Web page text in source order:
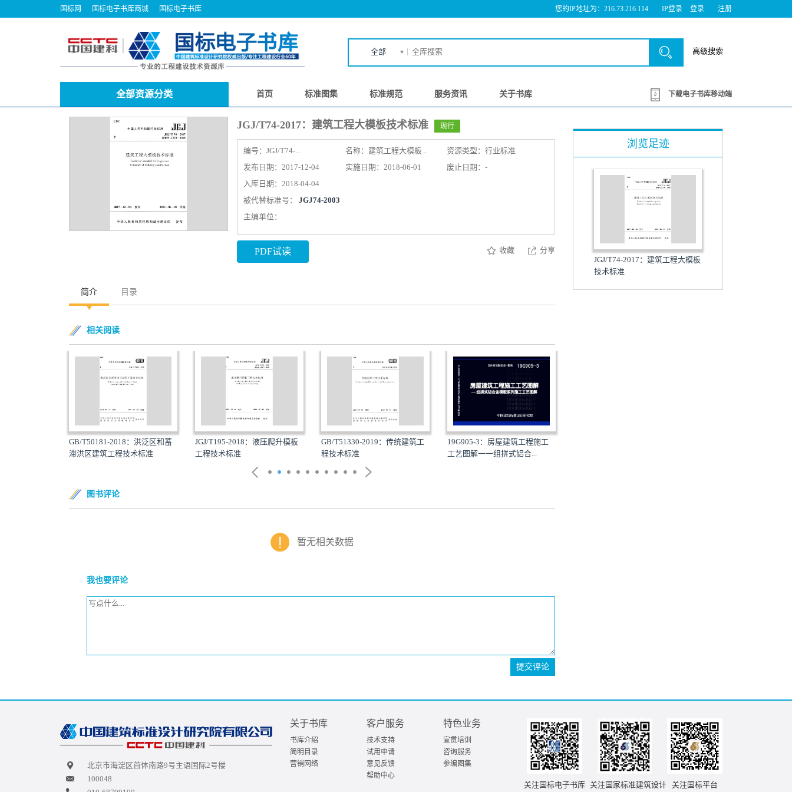
国标网 国标电子书库商城 国标电子书库 您的IP地址为：216.73.216.114 IP登录 登录 注册
全部 高级搜索
全部资源分类 首页 标准图集 标准规范 服务资讯 关于书库 下载电子书库移动端
JGJ/T74-2017：建筑工程大模板技术标准 现行
编号： JGJ/T74-... 名称： 建筑工程大模板...
资源类型：行业标准
发布日期：2017-12-04
实施日期：2018-06-01
废止日期：-
入库日期：2018-04-04
被代替标准号： JGJ74-2003
主编单位：
PDF试读 收藏 分享
简介 目录
相关阅读
GB/T50181-2018：洪泛区和蓄
滞洪区建筑工程技术标准
JGJ/T195-2018：液压爬升模板
工程技术标准
GB/T51330-2019：传统建筑工
程技术标准
19G905-3：房屋建筑工程施工
工艺图解一一组拼式铝合...
图书评论
暂无相关数据
我也要评论
提交评论
浏览足迹
JGJ/T74-2017：建筑工程大模板
技术标准
北京市海淀区首体南路9号主语国际2号楼
100048
关于书库
书库介绍
简明目录
营销网络
客户服务
技术支持
试用申请
意见反馈
帮助中心
特色业务
宣贯培训
咨询服务
参编图集
关注国标电子书库 关注国家标准建筑设计 关注国标平台